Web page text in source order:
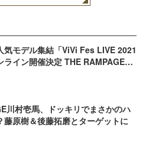
気モデル集結「ViVi Fes LIVE 2021
ライン開催決定 THE RAMPAGE吉
川村壱馬、ドッキリでまさかのハ
藤原樹＆後藤拓磨とターゲットに